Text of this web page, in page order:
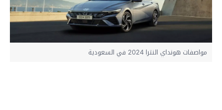
مواصفات هونداي النترا 2024 في السعودية